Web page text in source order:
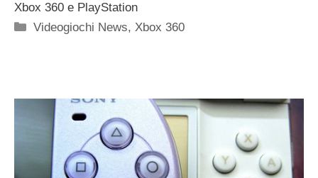
Xbox 360 e PlayStation
Categorie
Videogiochi News,Xbox 360